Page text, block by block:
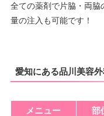
全ての薬剤で片脇・両
量の注入も可能です！
愛知にある品川美容
メニュー 部